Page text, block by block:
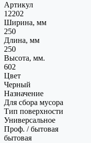
Артикул
12202
Ширина, мм
250
Длина, мм
250
Высота, мм.
602
Цвет
Черный
Назначение
Для сбора мусора
Тип поверхности
Универсальное
Проф. / бытовая
бытовая